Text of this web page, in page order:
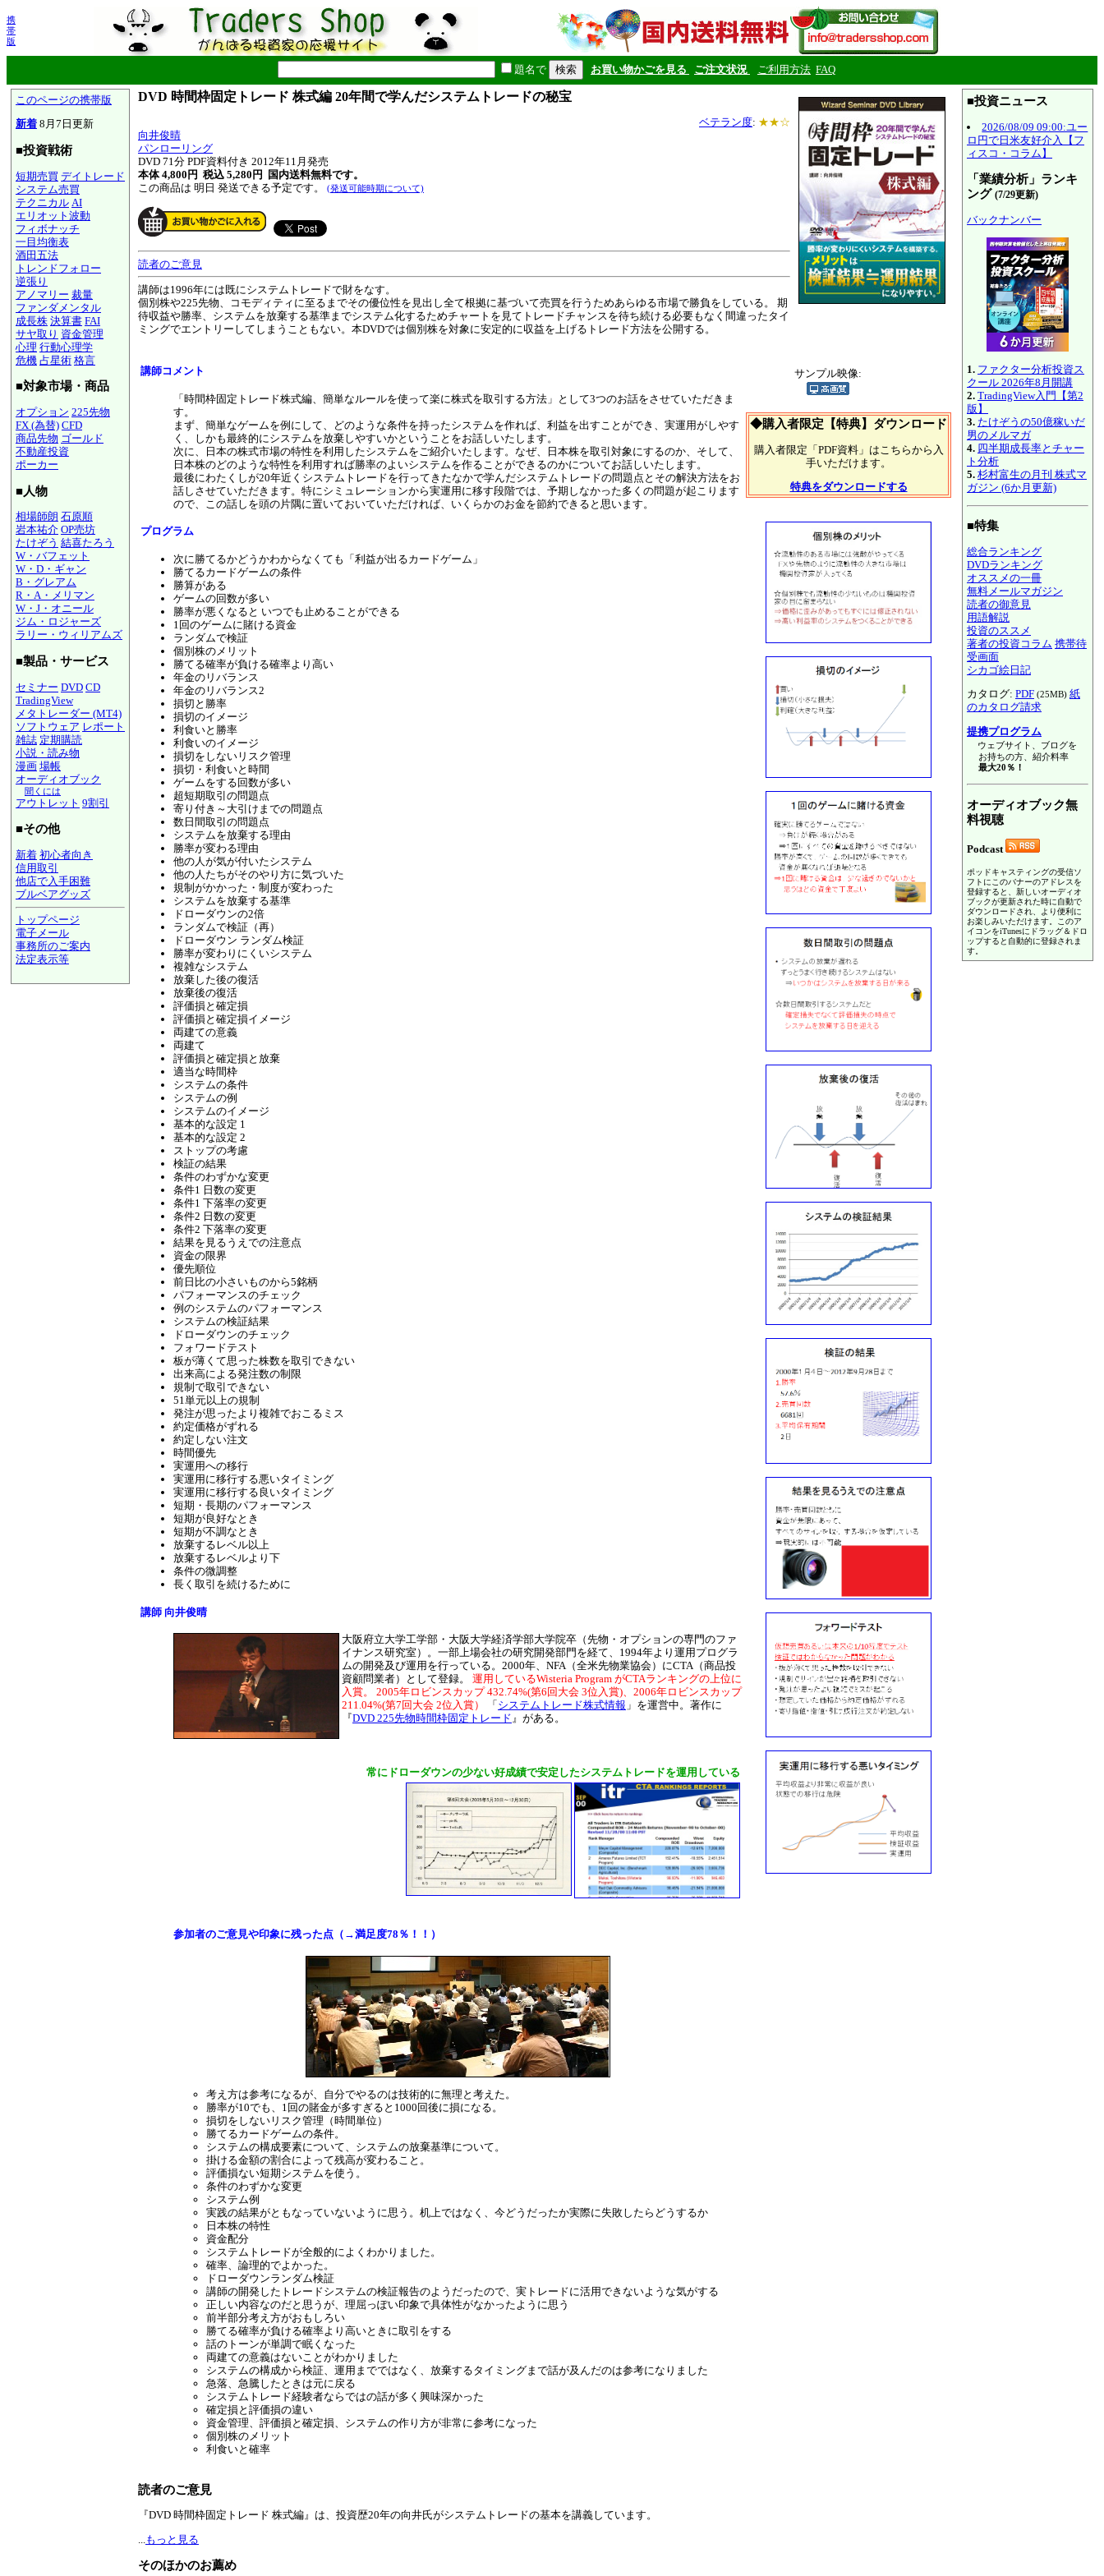
携
帯
版
題名で お買い物かごを見る ご注文状況 ご利用方法 FAQ
このページの携帯版
新着 8月7日更新
■投資戦術
短期売買 デイトレード
システム売買
テクニカル AI
エリオット波動
フィボナッチ
一目均衡表
酒田五法
トレンドフォロー
逆張り
アノマリー 裁量
ファンダメンタル
成長株 決算書 FAI
サヤ取り 資金管理
心理 行動心理学
危機 占星術 格言
■対象市場・商品
オプション 225先物
FX (為替) CFD
商品先物 ゴールド
不動産投資
ポーカー
■人物
相場師朗 石原順
岩本祐介 OP売坊
たけぞう 結喜たろう
W・バフェット
W・D・ギャン
B・グレアム
R・A・メリマン
W・J・オニール
ジム・ロジャーズ
ラリー・ウィリアムズ
■製品・サービス
セミナー DVD CD
TradingView
メタトレーダー (MT4)
ソフトウェア レポート
雑誌 定期購読
小説・読み物
漫画 場帳
オーディオブック
聞くには
アウトレット 9割引
■その他
新着 初心者向き
信用取引
他店で入手困難
ブルベアグッズ
トップページ
電子メール
事務所のご案内
法定表示等
DVD 時間枠固定トレード 株式編 20年間で学んだシステムトレードの秘宝
ベテラン度: ★★☆
向井俊晴
パンローリング
DVD 71分 PDF資料付き 2012年11月発売
本体 4,800円 税込 5,280円
国内送料無料です。
この商品は 明日 発送できる予定です。
(発送可能時期について)
読者のご意見
講師は1996年には既にシステムトレードで財をなす。
個別株や225先物、コモディティに至るまでその優位性を見出し全て根拠に基づいて売買を行うためあらゆる市場で勝負をしている。 期
待収益や勝率、システムを放棄する基準までシステム化するためチャートを見てトレードチャンスを待ち続ける必要もなく間違ったタイ
ミングでエントリーしてしまうこともない。本DVDでは個別株を対象に安定的に収益を上げるトレード方法を公開する。
講師コメント
「時間枠固定トレード株式編、簡単なルールを使って楽に株式を取引する方法」として3つのお話をさせていただきま
す。
まず、簡単なゲームを例にして、どのような条件を持ったシステムを作れば、利益を出すことができ、実運用がしやす
く、しかも最終的にシステムを放棄しやすいかということをお話しいたします。
次に、日本の株式市場の特性を利用したシステムをご紹介いたします。なぜ、日本株を取引対象にするのか、そして、
日本株のどのような特性を利用すれば勝率のよいシステムを作ることができるのかについてお話しいたします。
最後にわたくしが20年近くシステムトレードを行ってきたなかで学んだシステムトレードの問題点とその解決方法をお
話しさせていただきます。特にシミュレーションから実運用に移す段階では、予期しなかった多くの問題が起こります
ので、この話しを頭の片隅に置いておいていただければ、いくらかのお金を節約できると思います。
プログラム
次に勝てるかどうかわからなくても「利益が出るカードゲーム」
勝てるカードゲームの条件
勝算がある
ゲームの回数が多い
勝率が悪くなると いつでも止めることができる
1回のゲームに賭ける資金
ランダムで検証
個別株のメリット
勝てる確率が負ける確率より高い
年金のリバランス
年金のリバランス2
損切と勝率
損切のイメージ
利食いと勝率
利食いのイメージ
損切をしないリスク管理
損切・利食いと時間
ゲームをする回数が多い
超短期取引の問題点
寄り付き～大引けまでの問題点
数日間取引の問題点
システムを放棄する理由
勝率が変わる理由
他の人が気が付いたシステム
他の人たちがそのやり方に気づいた
規制がかかった・制度が変わった
システムを放棄する基準
ドローダウンの2倍
ランダムで検証（再）
ドローダウン ランダム検証
勝率が変わりにくいシステム
複雑なシステム
放棄した後の復活
放棄後の復活
評価損と確定損
評価損と確定損イメージ
両建ての意義
両建て
評価損と確定損と放棄
適当な時間枠
システムの条件
システムの例
システムのイメージ
基本的な設定 1
基本的な設定 2
ストップの考慮
検証の結果
条件のわずかな変更
条件1 日数の変更
条件1 下落率の変更
条件2 日数の変更
条件2 下落率の変更
結果を見るうえでの注意点
資金の限界
優先順位
前日比の小さいものから5銘柄
パフォーマンスのチェック
例のシステムのパフォーマンス
システムの検証結果
ドローダウンのチェック
フォワードテスト
板が薄くて思った株数を取引できない
出来高による発注数の制限
規制で取引できない
51単元以上の規制
発注が思ったより複雑でおこるミス
約定価格がずれる
約定しない注文
時間優先
実運用への移行
実運用に移行する悪いタイミング
実運用に移行する良いタイミング
短期・長期のパフォーマンス
短期が良好なとき
短期が不調なとき
放棄するレベル以上
放棄するレベルより下
条件の微調整
長く取引を続けるために
講師 向井俊晴
大阪府立大学工学部・大阪大学経済学部大学院卒（先物・オプションの専門のファ
イナンス研究室）。一部上場会社の研究開発部門を経て、1994年より運用プログラ
ムの開発及び運用を行っている。2000年、NFA（全米先物業協会）にCTA（商品投
資顧問業者）として登録。 運用しているWisteria Program がCTAランキングの上位に
入賞。 2005年ロビンスカップ 432.74%(第6回大会 3位入賞)、2006年ロビンスカップ
211.04%(第7回大会 2位入賞）
「 システムトレード株式情報 」を運営中。著作に
『DVD 225先物時間枠固定トレード』がある。
常にドローダウンの少ない好成績で安定したシステムトレードを運用している
参加者のご意見や印象に残った点（→満足度78％！！）
考え方は参考になるが、自分でやるのは技術的に無理と考えた。
勝率が10でも、1回の賭金が多すぎると1000回後に損になる。
損切をしないリスク管理（時間単位）
勝てるカードゲームの条件。
システムの構成要素について、システムの放棄基準について。
掛ける金額の割合によって残高が変わること。
評価損ない短期システムを使う。
条件のわずかな変更
システム例
実践の結果がともなっていないように思う。机上ではなく、今どうだったか実際に失敗したらどうするか
日本株の特性
資金配分
システムトレードが全般的によくわかりました。
確率、論理的でよかった。
ドローダウンランダム検証
講師の開発したトレードシステムの検証報告のようだったので、実トレードに活用できないような気がする
正しい内容なのだと思うが、理屈っぽい印象で具体性がなかったように思う
前半部分考え方がおもしろい
勝てる確率が負ける確率より高いときに取引をする
話のトーンが単調で眠くなった
両建ての意義はないことがわかりました
システムの構成から検証、運用までではなく、放棄するタイミングまで話が及んだのは参考になりました
急落、急騰したときは元に戻る
システムトレード経験者ならではの話が多く興味深かった
確定損と評価損の違い
資金管理、評価損と確定損、システムの作り方が非常に参考になった
個別株のメリット
利食いと確率
サンプル映像:
◆購入者限定【特典】ダウンロード
購入者限定「PDF資料」はこちらから入
手いただけます。
特典をダウンロードする
読者のご意見
『DVD 時間枠固定トレード 株式編』は、投資歴20年の向井氏がシステムトレードの基本を講義しています。
もっと見る
そのほかのお薦め
■投資ニュース
2026/08/09 09:00:ユー
ロ円で日米友好介入【フ
ィスコ・コラム】
「業績分析」ランキ
ング (7/29更新)
バックナンバー
1. ファクター分析投資ス
クール 2026年8月開講
2. TradingView入門【第2
版】
3. たけぞうの50億稼いだ
男のメルマガ
4. 四半期成長率とチャー
ト分析
5. 杉村富生の月刊 株式マ
ガジン (6か月更新)
■特集
総合ランキング
DVDランキング
オススメの一冊
無料メールマガジン
読者の御意見
用語解説
投資のススメ
著者の投資コラム 携帯待
受画面
シカゴ絵日記
カタログ: PDF (25MB) 紙
のカタログ請求
提携プログラム
ウェブサイト、ブログを
お持ちの方、紹介料率
最大20％！
オーディオブック無
料視聴
Podcast
ポッドキャスティングの受信ソ
フトにこのバナーのアドレスを
登録すると、新しいオーディオ
ブックが更新された時に自動で
ダウンロードされ、より便利に
お楽しみいただけます。このア
イコンをiTunesにドラッグ＆ドロ
ップすると自動的に登録されま
す。